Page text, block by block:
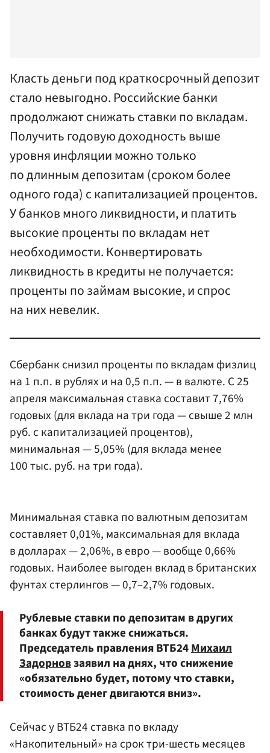
Класть деньги под краткосрочный депозит
стало невыгодно. Российские банки
продолжают снижать ставки по вкладам.
Получить годовую доходность выше
уровня инфляции можно только
по длинным депозитам (сроком более
одного года) с капитализацией процентов.
У банков много ликвидности, и платить
высокие проценты по вкладам нет
необходимости. Конвертировать
ликвидность в кредиты не получается:
проценты по займам высокие, и спрос
на них невелик.
Сбербанк снизил проценты по вкладам физлиц
на 1 п.п. в рублях и на 0,5 п.п. — в валюте. С 25
апреля максимальная ставка составит 7,76%
годовых (для вклада на три года — свыше 2 млн
руб. с капитализацией процентов),
минимальная — 5,05% (для вклада менее
100 тыс. руб. на три года).
Минимальная ставка по валютным депозитам
составляет 0,01%, максимальная для вклада
в долларах — 2,06%, в евро — вообще 0,66%
годовых. Наиболее выгоден вклад в британских
фунтах стерлингов — 0,7–2,7% годовых.
Рублевые ставки по депозитам в других
банках будут также снижаться.
Председатель правления ВТБ24Михаил
Задорновзаявил на днях, что снижение
«обязательно будет, потому что ставки,
стоимость денег двигаются вниз».
Сейчас у ВТБ24 ставка по вкладу
«Накопительный» на срок три-шесть месяцев